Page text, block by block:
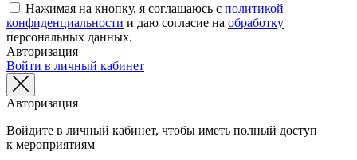
Нажимая на кнопку, я соглашаюсь с политикой
конфиденциальности и даю согласие на обработку
персональных данных.
Авторизация
Войти в личный кабинет
Авторизация
Войдите в личный кабинет, чтобы иметь полный доступ
к мероприятиям